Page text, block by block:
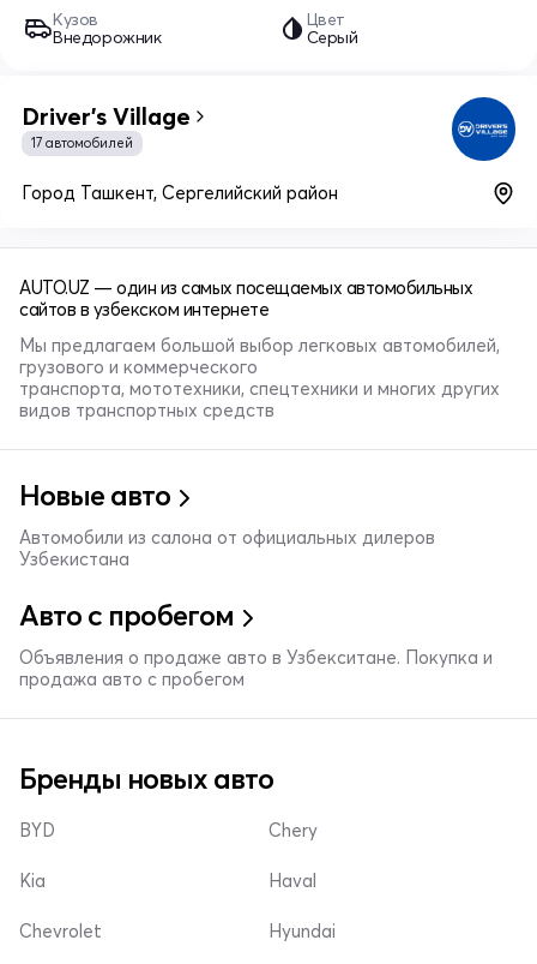
Кузов
Внедорожник
Цвет
Серый
Driver's Village
17 автомобилей
Город Ташкент, Сергелийский район
AUTO.UZ — один из самых посещаемых автомобильных
сайтов в узбекском интернете
Мы предлагаем большой выбор легковых автомобилей,
грузового и коммерческого
транспорта, мототехники, спецтехники и многих других
видов транспортных средств
Новые авто
Автомобили из салона от официальных дилеров
Узбекистана
Авто с пробегом
Объявления о продаже авто в Узбекситане. Покупка и
продажа авто с пробегом
Бренды новых авто
BYD
Kia
Chevrolet
Chery
Haval
Hyundai